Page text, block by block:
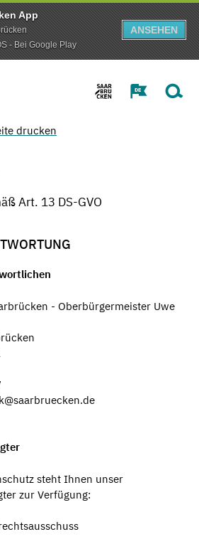
App
- Bei Google Play
ANSEHEN
drucken
Art. 13 DS-GVO
- Oberbürgermeister Uwe
steht Ihnen unser
zur Verfügung: